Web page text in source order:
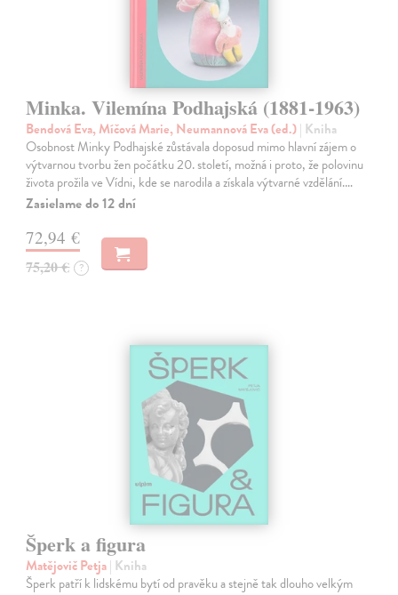
Minka. Vilemína Podhajská (1881-1963)
Bendová Eva, Míčová Marie, Neumannová Eva (ed.)| Kniha
Osobnost Minky Podhajské zůstávala doposud mimo hlavní zájem o
výtvarnou tvorbu žen počátku 20. století, možná i proto, že polovinu
života prožila ve Vídni, kde se narodila a získala výtvarné vzdělání.…
Zasielame do 12 dní
72,94 €
75,20 € ?
Šperk a figura
Matějovič Petja| Kniha
Šperk patří k lidskému bytí od pravěku a stejně tak dlouho velkým